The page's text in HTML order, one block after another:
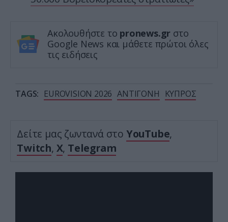
Ακολουθήστε το pronews.gr στο
Google News και μάθετε πρώτοι όλες
τις ειδήσεις
TAGS: EUROVISION 2026 ΑΝΤΙΓΟΝΗ ΚΥΠΡΟΣ
Δείτε μας ζωντανά στο YouTube,
Twitch, X, Telegram